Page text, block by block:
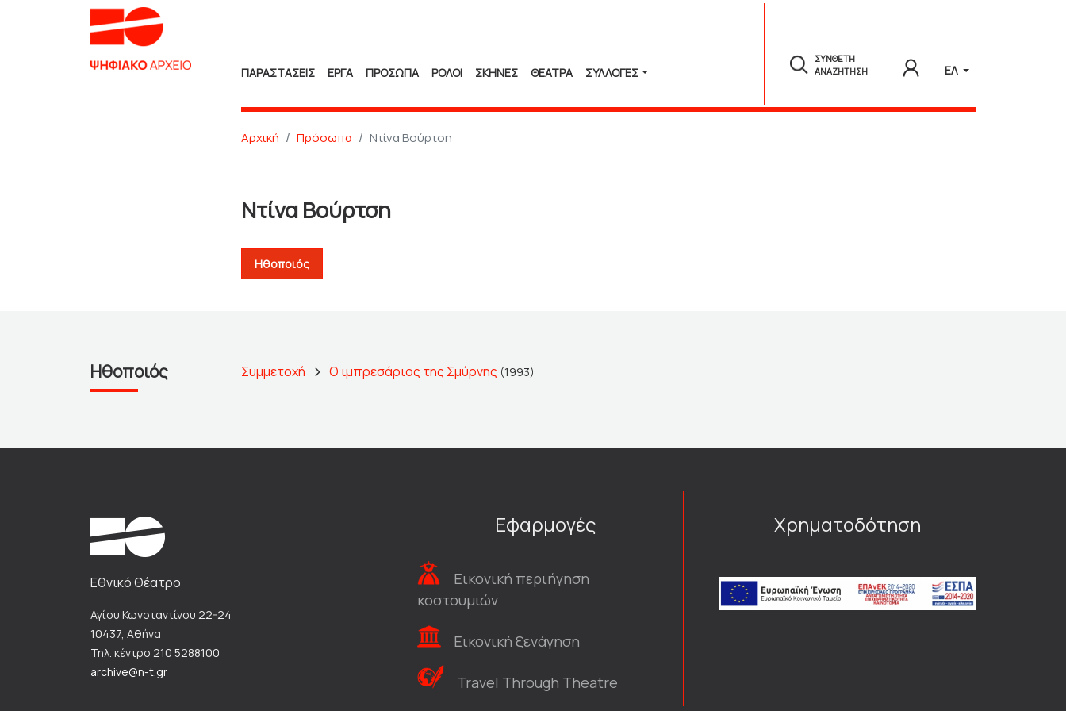
ΠΑΡΑΣΤΑΣΕΙΣ ΕΡΓΑ ΠΡΟΣΩΠΑ ΡΟΛΟΙ ΣΚΗΝΕΣ ΘΕΑΤΡΑ ΣΥΛΛΟΓΈΣ
ΣΥΝΘΕΤΗ
ΑΝΑΖΗΤΗΣΗ
ΕΛ
Αρχική Πρόσωπα Ντίνα Βούρτση
Ντίνα Βούρτση
Ηθοποιός
Ηθοποιός Συμμετοχή Ο ιμπρεσάριος της Σμύρνης (1993)
Εθνικό Θέατρο
Αγίου Κωνσταντίνου 22-24
10437, Αθήνα
Τηλ. κέντρο 210 5288100
archive@n-t.gr
Εφαρμογές
Εικονική περιήγηση
κοστουμιών
Εικονική ξενάγηση
Travel Through Theatre
Χρηματοδότηση